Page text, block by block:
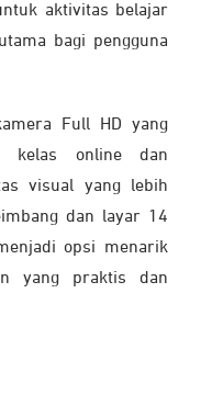
aktivitas belajar
bagi pengguna
Full HD yang
kelas online dan
visual yang lebih
dan layar 14
opsi menarik
yang praktis dan